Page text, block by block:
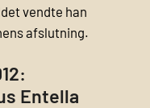
vendte han
afslutning.
Entella